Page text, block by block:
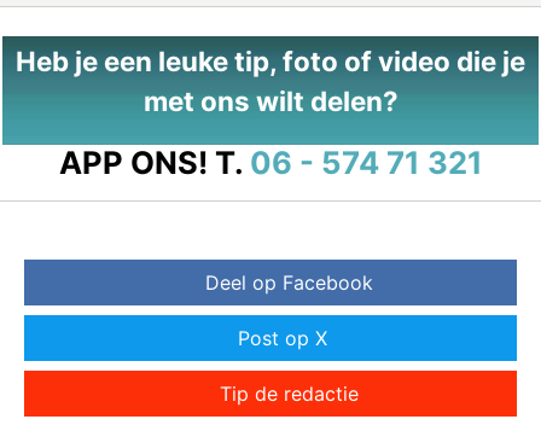
Heb je een leuke tip, foto of video die je
met ons wilt delen?
APP ONS! T. 06 - 574 71 321
Deel op Facebook
Post op X
Tip de redactie